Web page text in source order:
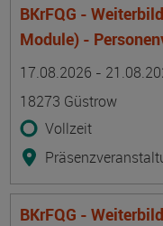
BKrFQG -
Module) -
17.08.2026 -
18273 Güstrow
Vollzeit
BKrFQG -